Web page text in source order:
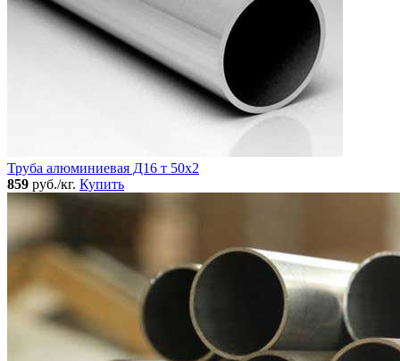
Труба алюминиевая Д16 т 50х2
859 руб./кг. Купить